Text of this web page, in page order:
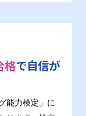
格で自信が
能力検定」に